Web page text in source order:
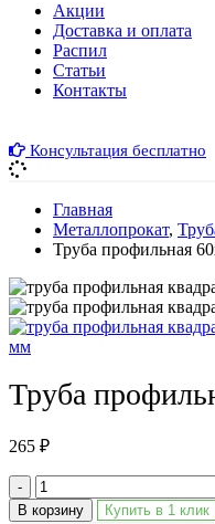
Акции
Доставка и оплата
Распил
Cтатьи
Контакты
Консультация бесплатно
Главная
Металлопрокат,
Труба профильная
мм
Труба
265 ₽
-
В корзину
Купить в 1 клик